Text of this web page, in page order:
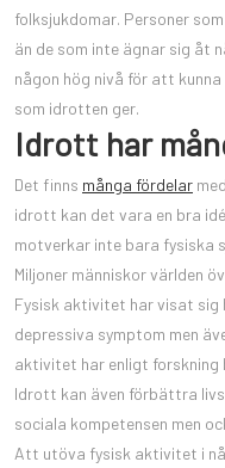
folksjukdomar. Personer
än de som inte ägnar sig åt
någon hög nivå för att
som idrotten ger.
Idrott har
Det finns många fördelar
idrott kan det vara en bra
motverkar inte bara fysiska
Miljoner människor världen
Fysisk aktivitet har visat sig
depressiva symptom men
aktivitet har enligt forskning
Idrott kan även förbättra
sociala kompetensen men
Att utöva fysisk aktivitet i